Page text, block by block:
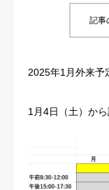
記事
2025年1月外来予
1月4日（土）から